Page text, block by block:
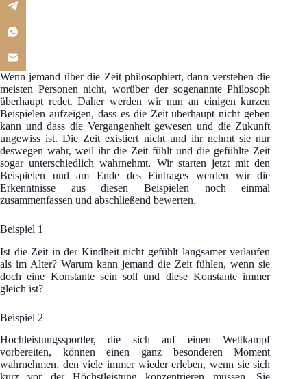
Wenn jemand über die Zeit philosophiert, dann verstehen die
meisten Personen nicht, worüber der sogenannte Philosoph
überhaupt redet. Daher werden wir nun an einigen kurzen
Beispielen aufzeigen, dass es die Zeit überhaupt nicht geben
kann und dass die Vergangenheit gewesen und die Zukunft
ungewiss ist. Die Zeit existiert nicht und ihr nehmt sie nur
deswegen wahr, weil ihr die Zeit fühlt und die gefühlte Zeit
sogar unterschiedlich wahrnehmt. Wir starten jetzt mit den
Beispielen und am Ende des Eintrages werden wir die
Erkenntnisse aus diesen Beispielen noch einmal
zusammenfassen und abschließend bewerten.
Beispiel 1
Ist die Zeit in der Kindheit nicht gefühlt langsamer verlaufen
als im Alter? Warum kann jemand die Zeit fühlen, wenn sie
doch eine Konstante sein soll und diese Konstante immer
gleich ist?
Beispiel 2
Hochleistungssportler, die sich auf einen Wettkampf
vorbereiten, können einen ganz besonderen Moment
wahrnehmen, den viele immer wieder erleben, wenn sie sich